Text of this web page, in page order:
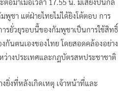
พูชา แต่ฝ่ายไทยไม่ได้ยิงโต้ตอบ การ
รยั่วยุรอบนี้ของกัมพูชาเป็นการใช้สิทธิ์
กันตนเองของไทย โดยสอดคล้องอย่าง
างประเทศและกฎบัตรสหประชาชาติ
ยิ่งที่หลังเกิดเหตุ เจ้าหน้าที่และ